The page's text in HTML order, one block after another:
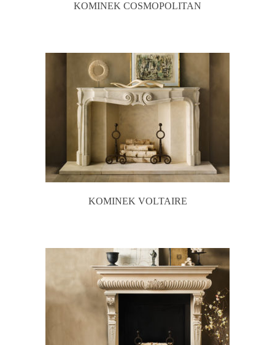
KOMINEK COSMOPOLITAN
KOMINEK VOLTAIRE